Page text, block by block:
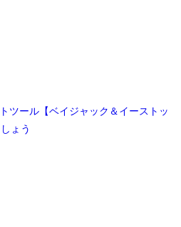
ツール【ベイジャック＆イーストッ
ょう